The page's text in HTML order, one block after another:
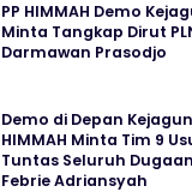
PP HIMMAH Demo
Minta Tangkap Dirut
Darmawan Prasodjo
Demo di Depan
HIMMAH Minta Tim 9
Tuntas Seluruh
Febrie Adriansyah